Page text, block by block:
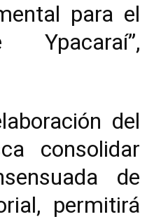
para el
del
consolidar
de
permitirá